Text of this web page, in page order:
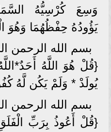
وَسِعَ كُرْسِيُّهُ
يَؤُودُهُ حِفْظُهُمَا وَهُوَ
بسم الله الرحمن
{قُلْ هُوَ اللَّهُ
يُولَدْ * وَلَمْ يَكُن لَّهُ
بسم الله الرحمن
{قُلْ أَعُوذُ بِرَبِّ